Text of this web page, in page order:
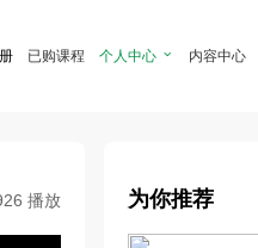
已购课程 个人中心  内容中心
播放 为你推荐